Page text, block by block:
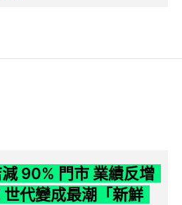
90% 門市 業績反增
代變成最潮「新鮮